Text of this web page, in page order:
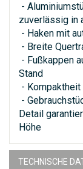
-
zuverlässig in
- Haken mit
- Breite
- Fußkappen
Stand
- Kompaktheit
-
Detail
Höhe
TECHNISCHE